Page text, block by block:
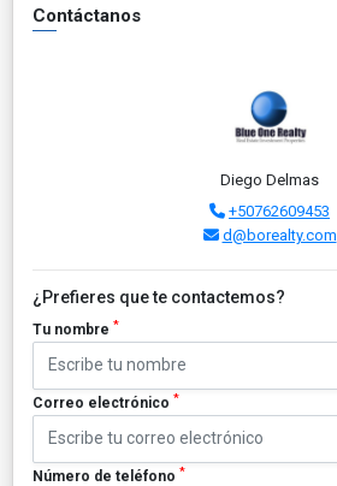
Contáctanos
Diego Delmas
+50762609453
d@borealty.com
¿Prefieres que te contactemos?
Tu nombre *
Correo electrónico *
Número de teléfono *